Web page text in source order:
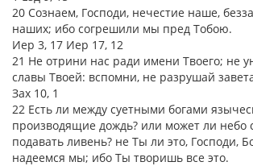
20 Сознаем, Господи, нечестие наше,
наших; ибо согрешили мы пред Тобою.
Иер 3, 17 Иер 17, 12
21 Не отрини нас ради имени Твоего; не
славы Твоей: вспомни, не разрушай
Зах 10, 1
22 Есть ли между суетными богами
производящие дождь? или может ли небо
подавать ливень? не Ты ли это, Господи,
надеемся мы; ибо Ты творишь все это.